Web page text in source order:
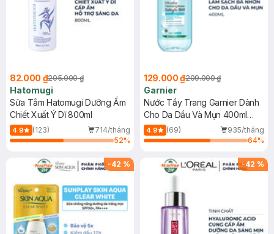
82.000 ₫205.000 ₫
Hatomugi
Sữa Tắm Hatomugi Dưỡng Ẩm
Chiết Xuất Ý Dĩ 800ml
4.9 (123)
714/tháng
52%
129.000 ₫209.000 ₫
Garnier
Nước Tẩy Trang Garnier Dành
Cho Da Dầu Và Mụn 400ml
(Mới)
4.9 (69)
935/tháng
64%
-42 % -42 %